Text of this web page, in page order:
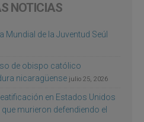
NOTICIAS
de la Juventud Seúl
de obispo católico
nicaragüense julio 25, 2026
en Estados Unidos
murieron defendiendo el